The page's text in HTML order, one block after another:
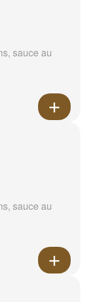
sauce au
sauce au